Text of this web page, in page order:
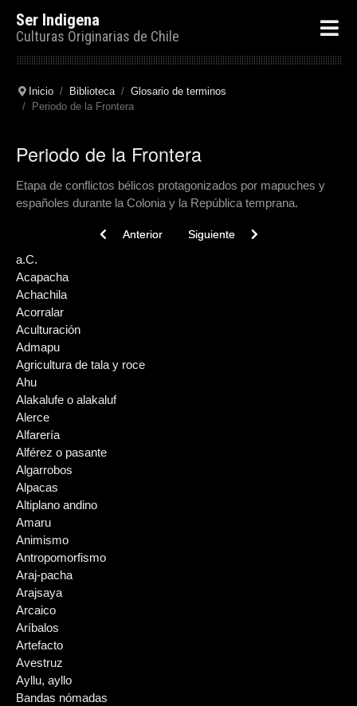
Ser Indigena
Culturas Originarias de Chile
Inicio Biblioteca
Glosario de terminos
Periodo de la Frontera
Periodo de la Frontera
Etapa de conflictos bélicos protagonizados por mapuches y
españoles durante la Colonia y la República temprana.
Previous article: Petroglifo
Anterior Next article: Percutor
Siguiente
a.C.
Acapacha
Achachila
Acorralar
Aculturación
Admapu
Agricultura de tala y roce
Ahu
Alakalufe o alakaluf
Alerce
Alfarería
Alférez o pasante
Algarrobos
Alpacas
Altiplano andino
Amaru
Animismo
Antropomorfismo
Araj-pacha
Arajsaya
Arcaico
Aríbalos
Artefacto
Avestruz
Ayllu, ayllo
Bandas nómadas